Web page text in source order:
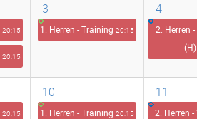
20:15
20:15
3
1. Herren - Training 20:15
4
2. Herren
(H)
20:15
10
1. Herren - Training 20:15
11
2. Herren